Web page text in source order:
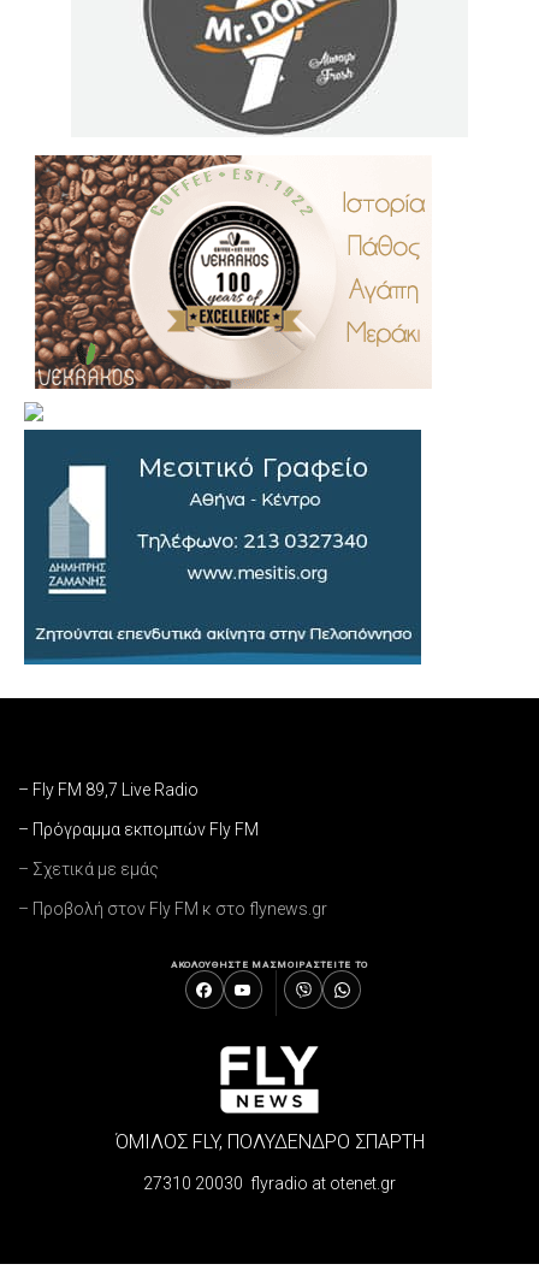
– Fly FM 89,7 Live Radio
– Πρόγραμμα εκπομπών Fly FM
– Σχετικά με εμάς
– Προβολή στον Fly FM κ στο flynews.gr
ΑΚΟΛΟΥΘΗΣΤΕ ΜΑΣΜΟΙΡΑΣΤΕΙΤΕ ΤΟ
ΌΜΙΛΟΣ FLY, ΠΟΛΥΔΕΝΔΡΟ ΣΠΑΡΤΗ
27310 20030 flyradio at otenet.gr